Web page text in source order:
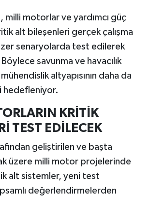
milli motorlar ve yardımcı güç
alt bileşenleri gerçek çalışma
senaryolarda test edilerek
savunma ve havacılık
altyapısının daha da
hedefleniyor.
KRİTİK
TEST EDİLECEK
geliştirilen ve başta
üzere milli motor projelerinde
alt sistemler, yeni test
değerlendirmelerden